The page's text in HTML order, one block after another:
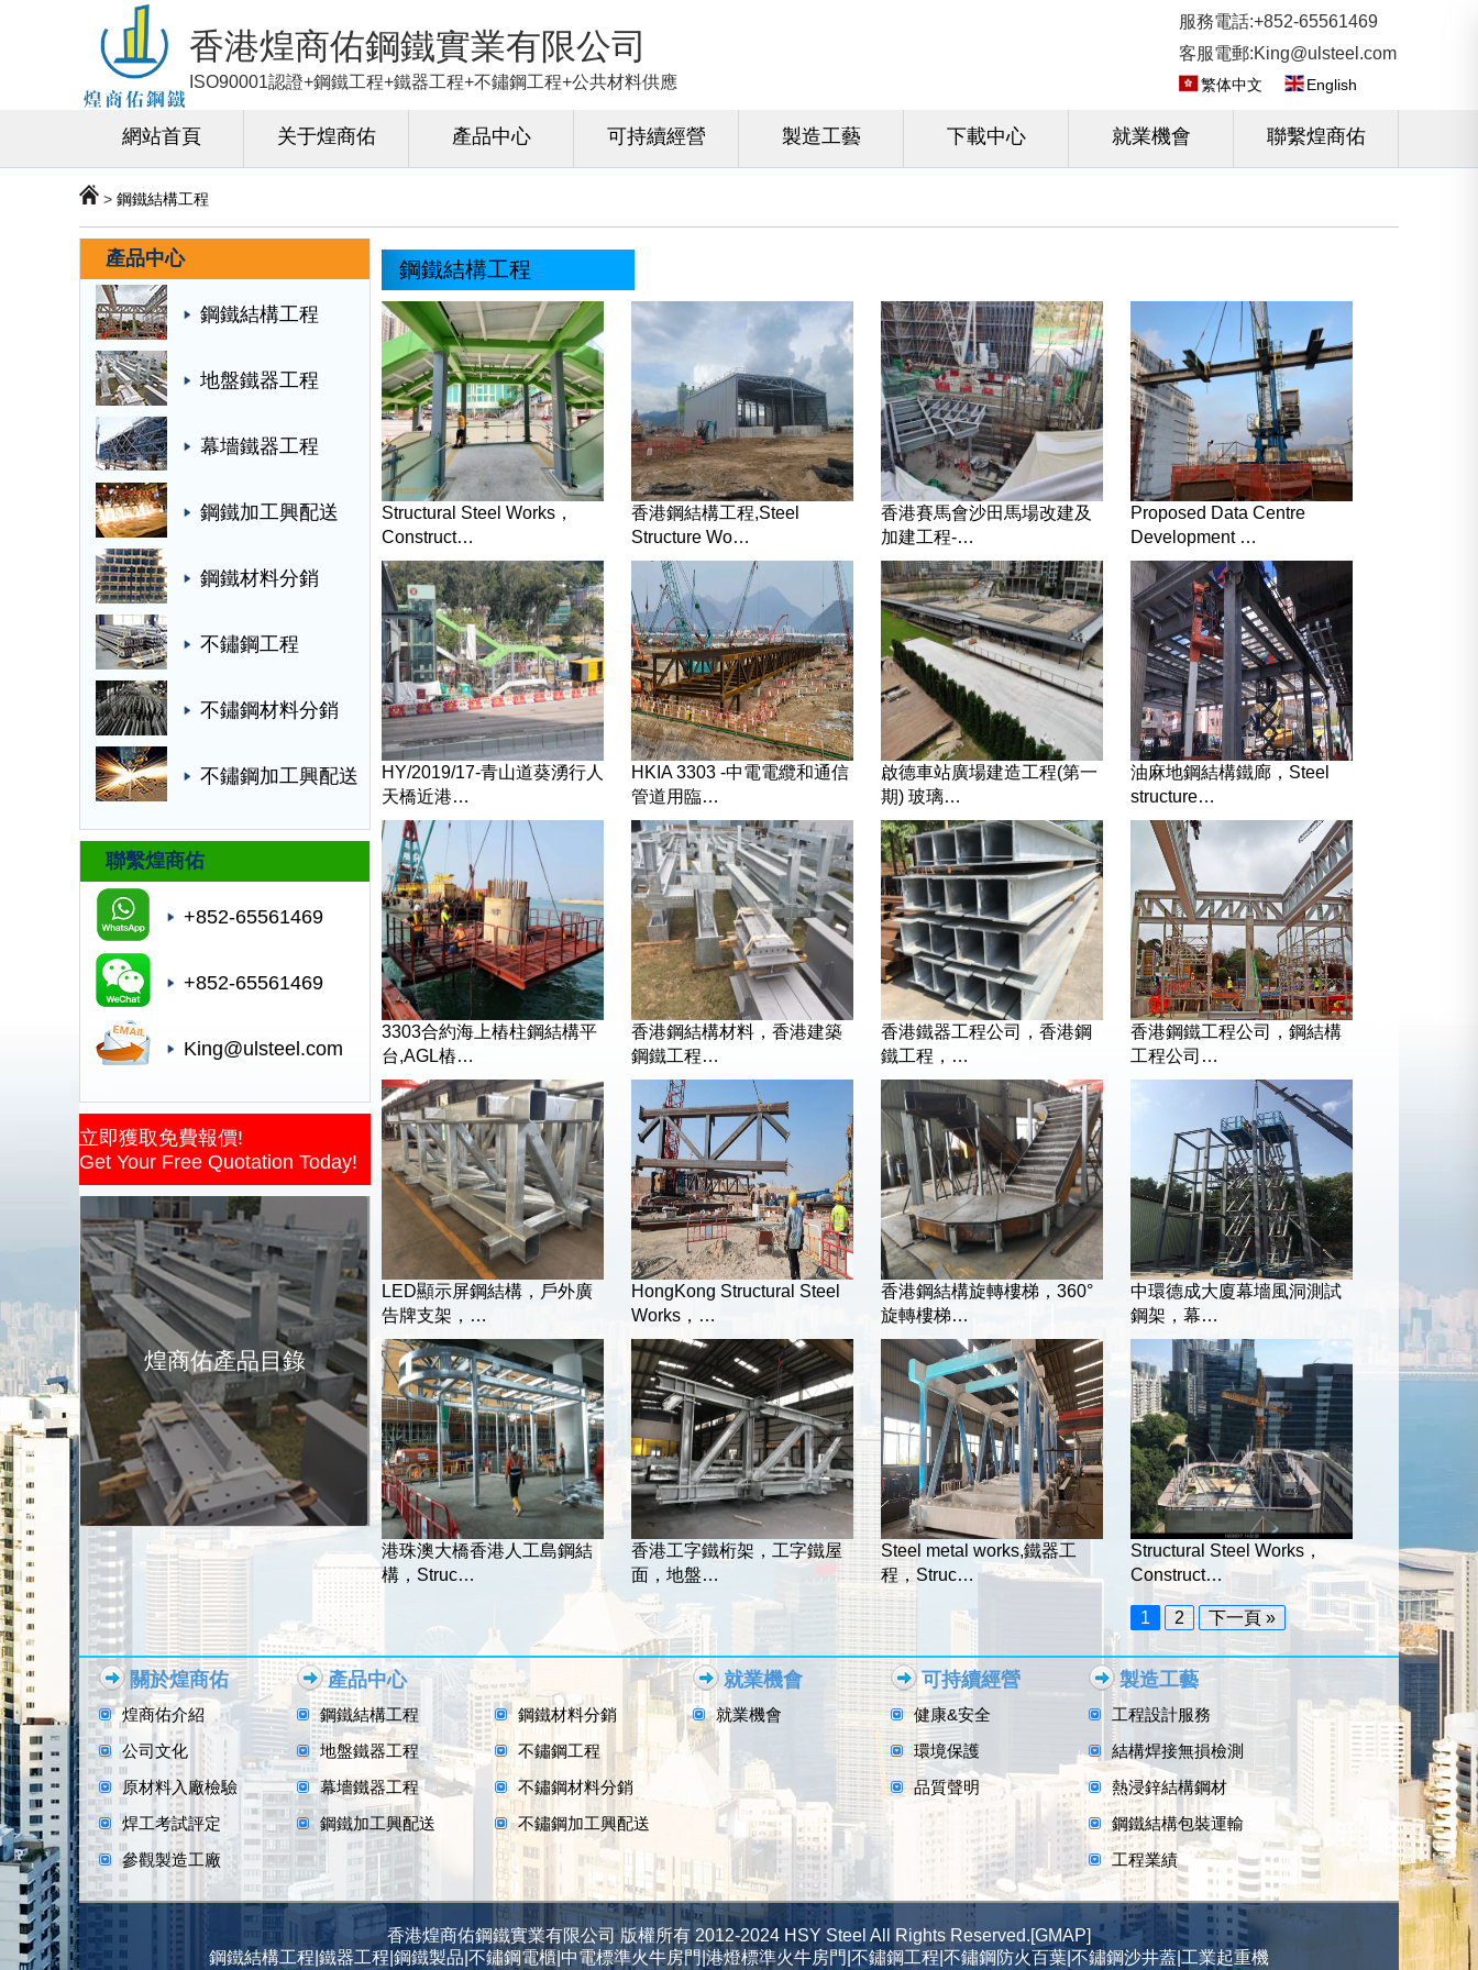
香港煌商佑鋼鐵實業有限公司
ISO90001認證+鋼鐵工程+鐵器工程+不鏽鋼工程+公共材料供應
服務電話:+852-65561469
客服電郵:King@ulsteel.com
繁体中文 English
網站首頁 关于煌商佑 產品中心 可持續經營 製造工藝 下載中心 就業機會 聯繫煌商佑
> 鋼鐵結構工程
產品中心
鋼鐵結構工程
地盤鐵器工程
幕墻鐵器工程
鋼鐵加工興配送
鋼鐵材料分銷
不鏽鋼工程
不鏽鋼材料分銷
不鏽鋼加工興配送
聯繫煌商佑
+852-65561469
+852-65561469
King@ulsteel.com
立即獲取免費報價!
Get Your Free Quotation Today!
煌商佑產品目錄
鋼鐵結構工程
Structural Steel Works，
Construct…
香港鋼結構工程,Steel
Structure Wo…
香港賽馬會沙田馬場改建及
加建工程-…
Proposed Data Centre
Development …
HY/2019/17-青山道葵湧行人
天橋近港…
HKIA 3303 -中電電纜和通信
管道用臨…
啟德車站廣場建造工程(第一
期) 玻璃…
油麻地鋼結構鐵廊，Steel
structure…
3303合約海上樁柱鋼結構平
台,AGL樁…
香港鋼結構材料，香港建築
鋼鐵工程…
香港鐵器工程公司，香港鋼
鐵工程，…
香港鋼鐵工程公司，鋼結構
工程公司…
LED顯示屏鋼結構，戶外廣
告牌支架，…
HongKong Structural Steel
Works，…
香港鋼結構旋轉樓梯，360°
旋轉樓梯…
中環德成大廈幕墻風洞測試
鋼架，幕…
港珠澳大橋香港人工島鋼結
構，Struc…
香港工字鐵桁架，工字鐵屋
面，地盤…
Steel metal works,鐵器工
程，Struc…
Structural Steel Works，
Construct…
1 2 下一頁 »
關於煌商佑
煌商佑介紹
公司文化
原材料入廠檢驗
焊工考試評定
參觀製造工廠
產品中心
鋼鐵結構工程
地盤鐵器工程
幕墻鐵器工程
鋼鐵加工興配送
鋼鐵材料分銷
不鏽鋼工程
不鏽鋼材料分銷
不鏽鋼加工興配送
就業機會
就業機會
可持續經營
健康&安全
環境保護
品質聲明
製造工藝
工程設計服務
結構焊接無損檢測
熱浸鋅結構鋼材
鋼鐵結構包裝運輸
工程業績
香港煌商佑鋼鐵實業有限公司 版權所有 2012-2024 HSY Steel All Rights Reserved.[GMAP]
鋼鐵結構工程|鐵器工程|鋼鐵製品|不鏽鋼電櫃|中電標準火牛房門|港燈標準火牛房門|不鏽鋼工程|不鏽鋼防火百葉|不鏽鋼沙井蓋|工業起重機